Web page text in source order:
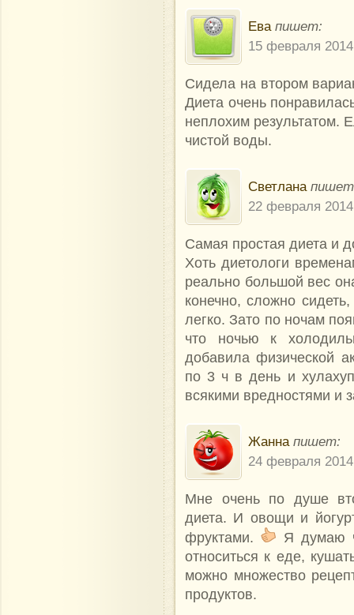
Ева пишет:
15 февраля
Сидела на втором
Диета очень
неплохим результатом.
чистой воды.
Светлана
22 февраля
Самая простая диета и
Хоть диетологи
реально большой вес
конечно, сложно
легко. Зато по ночам
что ночью к
добавила физической
по 3 ч в день и
всякими вредностями и
Жанна пишет:
24 февраля
Мне очень по душе
диета. И овощи и
фруктами.
Я думаю
относиться к еде,
можно множество
продуктов.